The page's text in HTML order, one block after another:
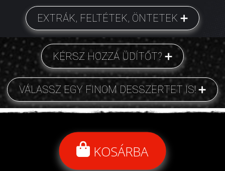
EXTRÁK, FELTÉTEK, ÖNTETEK
KÉRSZ HOZZÁ ÜDÍTŐT?
VÁLASSZ EGY FINOM DESSZERTET IS!
KOSÁRBA